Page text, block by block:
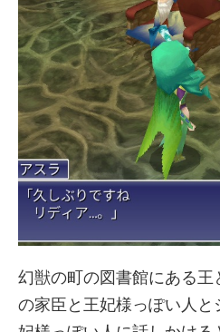
幻獣の町の図書館にある王
の家臣と王妃様っぽい人と